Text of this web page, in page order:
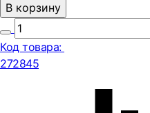
В корзину
Код товара:
272845